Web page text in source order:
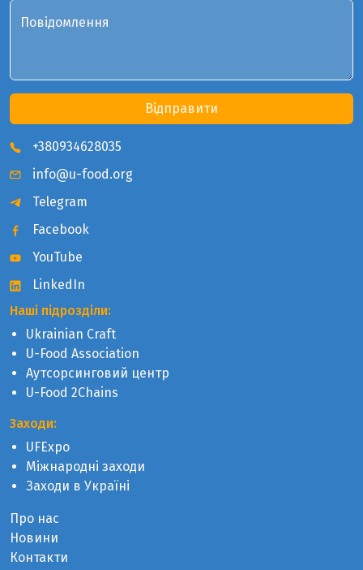
+380934628035
info@u-food.org
Telegram
Facebook
YouTube
LinkedIn
Наші підрозділи:
Ukrainian Craft
U-Food Association
Аутсорсинговий центр
U-Food 2Chains
Заходи:
UFExpo
Міжнародні заходи
Заходи в Україні
Про нас
Новини
Контакти
Повідомлення
Відправити